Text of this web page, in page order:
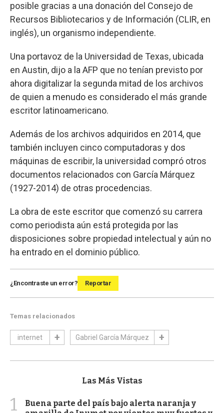
posible gracias a una donación del Consejo de
Recursos Bibliotecarios y de Información (CLIR, en
inglés), un organismo independiente.
Una portavoz de la Universidad de Texas, ubicada
en Austin, dijo a la AFP que no tenían previsto por
ahora digitalizar la segunda mitad de los archivos
de quien a menudo es considerado el más grande
escritor latinoamericano.
Además de los archivos adquiridos en 2014, que
también incluyen cinco computadoras y dos
máquinas de escribir, la universidad compró otros
documentos relacionados con García Márquez
(1927-2014) de otras procedencias.
La obra de este escritor que comenzó su carrera
como periodista aún está protegida por las
disposiciones sobre propiedad intelectual y aún no
ha entrado en el dominio público.
¿Encontraste un error? Reportar
Temas relacionados
internet Gabriel García Márquez
Las Más Vistas
1
Buena parte del país bajo alerta naranja y